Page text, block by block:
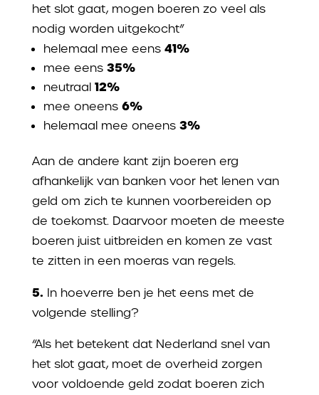
het slot gaat, mogen boeren zo veel als
nodig worden uitgekocht”
helemaal mee eens 41%
mee eens 35%
neutraal 12%
mee oneens 6%
helemaal mee oneens 3%
Aan de andere kant zijn boeren erg
afhankelijk van banken voor het lenen van
geld om zich te kunnen voorbereiden op
de toekomst. Daarvoor moeten de meeste
boeren juist uitbreiden en komen ze vast
te zitten in een moeras van regels.
5. In hoeverre ben je het eens met de
volgende stelling?
“Als het betekent dat Nederland snel van
het slot gaat, moet de overheid zorgen
voor voldoende geld zodat boeren zich